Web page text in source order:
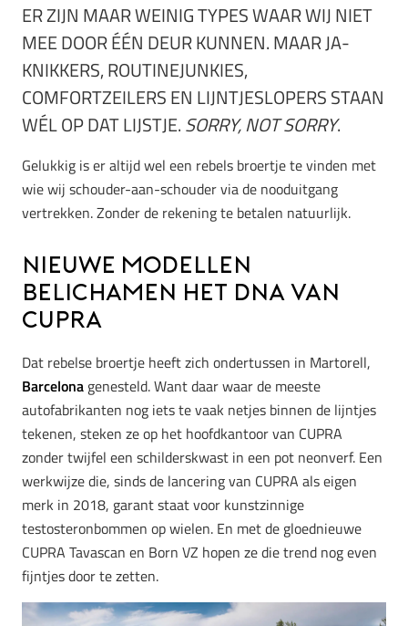
ER ZIJN MAAR WEINIG TYPES WAAR WIJ NIET
MEE DOOR ÉÉN DEUR KUNNEN. MAAR JA-
KNIKKERS, ROUTINEJUNKIES,
COMFORTZEILERS EN LIJNTJESLOPERS STAAN
WÉL OP DAT LIJSTJE.SORRY, NOT SORRY.
Gelukkig is er altijd wel een rebels broertje te vinden met
wie wij schouder-aan-schouder via de nooduitgang
vertrekken. Zonder de rekening te betalen natuurlijk.
Nieuwe modellen
belichamen het DNA van
CUPRA
Dat rebelse broertje heeft zich ondertussen in Martorell,
Barcelona genesteld. Want daar waar de meeste
autofabrikanten nog iets te vaak netjes binnen de lijntjes
tekenen, steken ze op het hoofdkantoor van CUPRA
zonder twijfel een schilderskwast in een pot neonverf. Een
werkwijze die, sinds de lancering van CUPRA als eigen
merk in 2018, garant staat voor kunstzinnige
testosteronbommen op wielen. En met de gloednieuwe
CUPRA Tavascan en Born VZ hopen ze die trend nog even
fijntjes door te zetten.